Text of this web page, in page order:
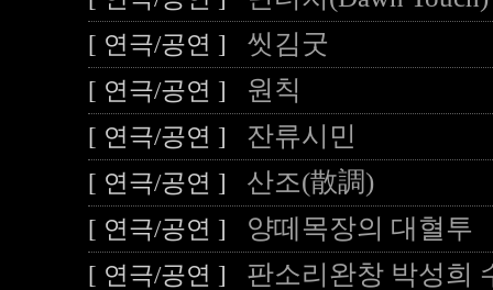
[ 연극/공연 ] 씻김굿
[ 연극/공연 ] 원칙
[ 연극/공연 ] 잔류시민
[ 연극/공연 ] 산조(散調)
[ 연극/공연 ] 양떼목장의 대혈투
[ 연극/공연 ] 판소리완창 박성희